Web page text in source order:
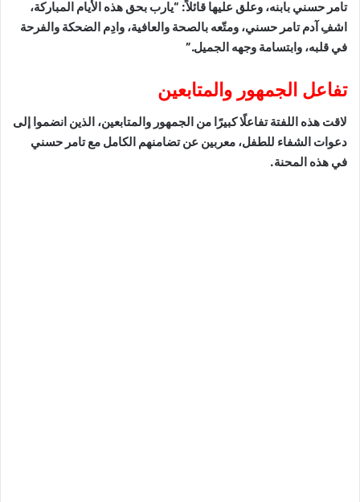
تامر حسني بابنه، وعلق عليها قائلاً: “يارب بحق هذه الأيام المباركة،
اشفِ آدم تامر حسني، ومتّعه بالصحة والعافية، وادِم الضحكة والفرحة
في قلبه، وابتسامة وجهه الجميل.”
تفاعل الجمهور والمتابعين
لاقت هذه اللفتة تفاعلًا كبيرًا من الجمهور والمتابعين، الذين انضموا إلى
دعوات الشفاء للطفل، معربين عن تضامنهم الكامل مع تامر حسني
في هذه المحنة.